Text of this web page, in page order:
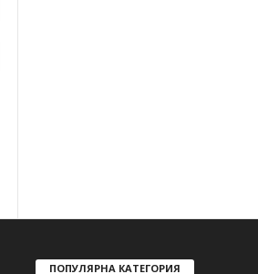
ПОПУЛЯРНА КАТЕГОРИЯ